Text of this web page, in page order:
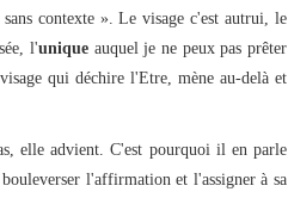
contexte ». Le visage c'est autrui, le
l'uniqueauquel je ne peux pas prêter
qui déchire l'Etre, mène au-delà et
elle advient. C'est pourquoi il en parle
l'affirmation et l'assigner à sa